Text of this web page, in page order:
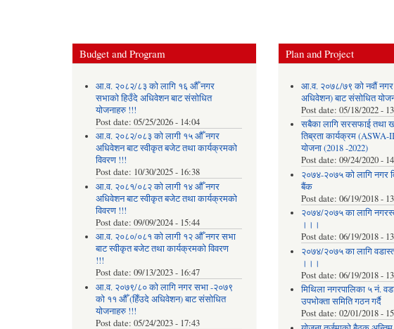
Budget and Program
आ.व. २०८२/८३ को लागि १६ औँ नगर
सभाको हिउँदे अधिवेशन बाट संसोधित
योजनाहरु !!!
Post date: 05/25/2026 - 14:04
आ.व. २०८२/०८३ को लागी १५ औँ नगर
अधिवेशन बाट स्वीकृत बजेट तथा कार्यक्रमको
विवरण !!!
Post date: 10/30/2025 - 16:38
आ.व. २०८१/०८२ को लागी १४ औँ नगर
अधिवेशन बाट स्वीकृत बजेट तथा कार्यक्रमको
विवरण !!!
Post date: 09/09/2024 - 15:44
आ.व. २०८०/०८१ को लागी १२ औँ नगर सभा
बाट स्वीकृत बजेट तथा कार्यक्रमको विवरण
!!!
Post date: 09/13/2023 - 16:47
आ.व. २०७९/८० को लागि नगर सभा -२०७९
को ११ औँ (हिँउदे अधिवेशन) बाट संसोधित
योजनाहरु !!!
Post date: 05/24/2023 - 17:43
Plan and Project
आ.व. २०७८/७९ को नवौं
अधिवेशन) बाट संसोधित
Post date:05/18/2022 -
सबैका लागि सरसफाई तथा
तिब्रता कार्यक्रम (ASWA-
योजना (2018 -2022)
Post date:09/24/2020 -
२०७४-२०७५ को लागि नगर
बैंक
Post date:06/19/2018 -
२०७४/२०७५ का लागि
।।।
Post date:06/19/2018 -
२०७४/२०७५ का लागि
।।।
Post date:06/19/2018 -
मिथिला नगरपालिका ५ नं. वडा
उपभोक्ता समिति गठन गर्दै
Post date:02/01/2018 -